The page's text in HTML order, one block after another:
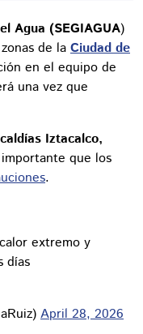
Agua (SEGIAGUA)
de la Ciudad de
en el equipo de
una vez que
Iztacalco,
que los
.
extremo y
días
April 28, 2026